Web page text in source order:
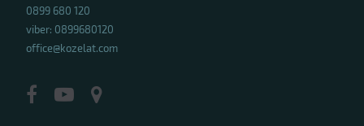
0899 680 120
viber: 0899680120
office@kozelat.com